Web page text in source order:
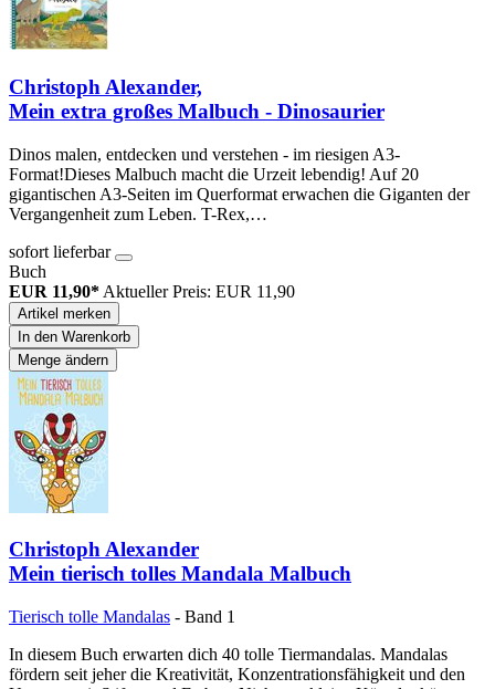
Christoph Alexander,
Mein extra großes Malbuch - Dinosaurier
Dinos malen, entdecken und verstehen - im riesigen A3-
Format!Dieses Malbuch macht die Urzeit lebendig! Auf 20
gigantischen A3-Seiten im Querformat erwachen die Giganten der
Vergangenheit zum Leben. T-Rex,…
sofort lieferbar
Buch
EUR 11,90* Aktueller Preis: EUR 11,90
Artikel merken
In den Warenkorb
Menge ändern
Christoph Alexander
Mein tierisch tolles Mandala Malbuch
Tierisch tolle Mandalas - Band 1
In diesem Buch erwarten dich 40 tolle Tiermandalas. Mandalas
fördern seit jeher die Kreativität, Konzentrationsfähigkeit und den